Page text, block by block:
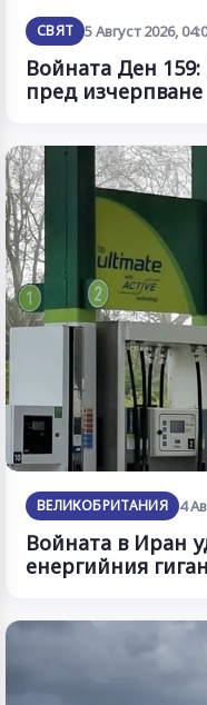
СВЯТ 5 Август 2026,
Войната Ден
пред изчерпване
ВЕЛИКОБРИТАНИЯ 4
Войната в Иран
енергийния